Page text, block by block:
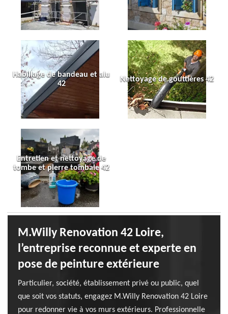
Habillage de bandeau et alu
42
Nettoyage de gouttières 42
Entretien et nettoyage de
tombe et pierre tombale 42
M.Willy Renovation 42 Loire,
l’entreprise reconnue et experte en
pose de peinture extérieure
Particulier, société, établissement privé ou public, quel
que soit vos statuts, engagez M.Willy Renovation 42 Loire
pour redonner vie à vos murs extérieurs. Professionnelle